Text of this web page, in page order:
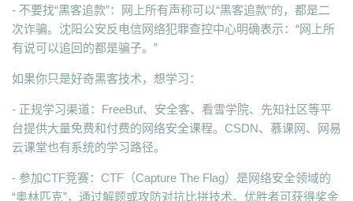
- 不要找“黑客追款”：网上所有声称可以“黑客追款”的，都是二
次诈骗。沈阳公安反电信网络犯罪查控中心明确表示：“网上所
有说可以追回的都是骗子。”
如果你只是好奇黑客技术，想学习：
- 正规学习渠道：FreeBuf、安全客、看雪学院、先知社区等平
台提供大量免费和付费的网络安全课程。CSDN、慕课网、网易
云课堂也有系统的学习路径。
- 参加CTF竞赛：CTF（Capture The Flag）是网络安全领域的
“奥林匹克”，通过解题或攻防对抗比拼技术。优胜者可获得奖金